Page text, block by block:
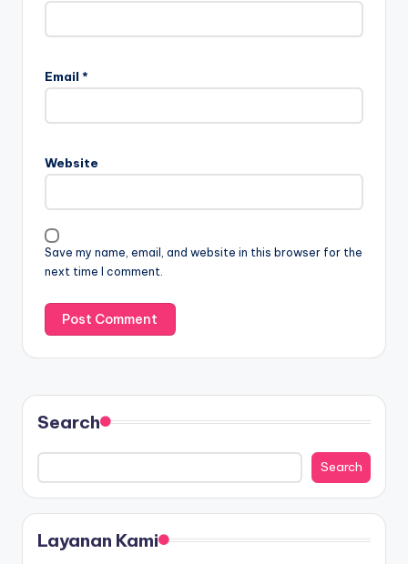
Email *
Website
Save my name, email, and website in this browser for the
next time I comment.
Search
Search
Layanan Kami